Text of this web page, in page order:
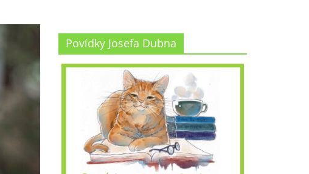
Povídky Josefa Dubna